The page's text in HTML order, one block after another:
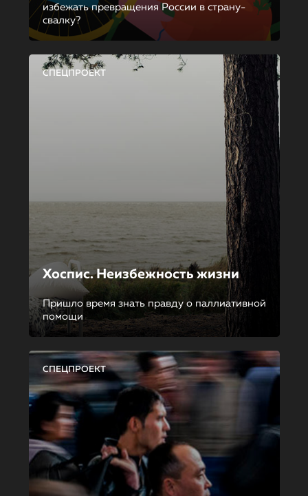
избежать превращения России в страну-
свалку?
СПЕЦПРОЕКТ
Хоспис. Неизбежность жизни
Пришло время знать правду о паллиативной
помощи
СПЕЦПРОЕКТ